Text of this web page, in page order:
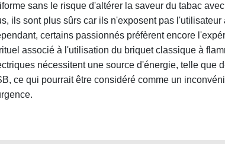
sans le risque d'altérer la saveur du tabac
ils sont plus sûrs car ils n'exposent pas l'utilisateur
certains passionnés préfèrent encore
associé à l'utilisation du briquet classique à
nécessitent une source d'énergie, telle que
ce qui pourrait être considéré comme un